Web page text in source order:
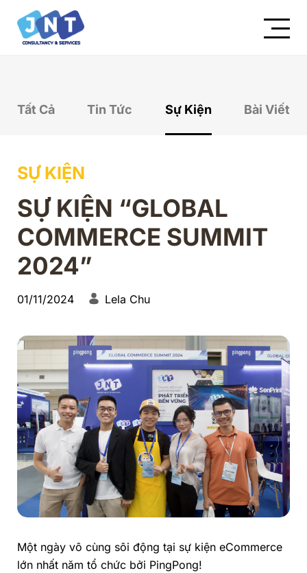
Tất Cả Tin Tức Sự Kiện Bài Viết
SỰ KIỆN
SỰ KIỆN “GLOBAL
COMMERCE SUMMIT
2024”
01/11/2024 Lela Chu
Một ngày vô cùng sôi động tại sự kiện eCommerce
lớn nhất năm tổ chức bởi PingPong!